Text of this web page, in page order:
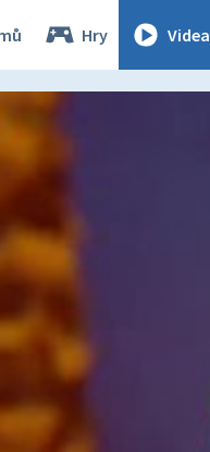
Hry Videa